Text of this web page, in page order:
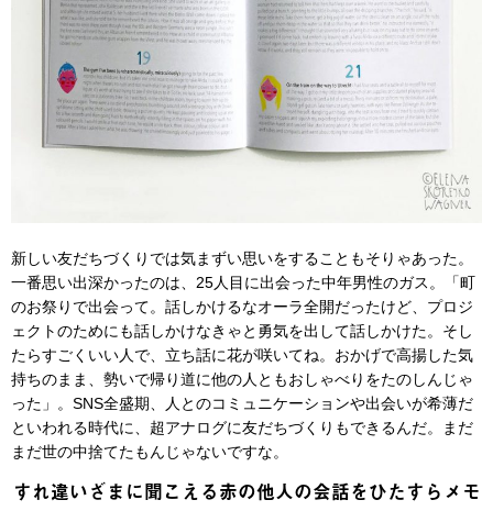
新しい友だちづくりでは気まずい思いをすることもそりゃあった。
一番思い出深かったのは、25人目に出会った中年男性のガス。「町
のお祭りで出会って。話しかけるなオーラ全開だったけど、プロジ
ェクトのためにも話しかけなきゃと勇気を出して話しかけた。そし
たらすごくいい人で、立ち話に花が咲いてね。おかげで高揚した気
持ちのまま、勢いで帰り道に他の人ともおしゃべりをたのしんじゃ
った」。SNS全盛期、人とのコミュニケーションや出会いが希薄だ
といわれる時代に、超アナログに友だちづくりもできるんだ。まだ
まだ世の中捨てたもんじゃないですな。
すれ違いざまに聞こえる赤の他人の会話をひたすらメモ